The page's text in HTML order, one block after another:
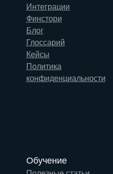
Обучение
Интеграции
Финстори
Блог
Глоссарий
Кейсы
Политика
конфиденциальности